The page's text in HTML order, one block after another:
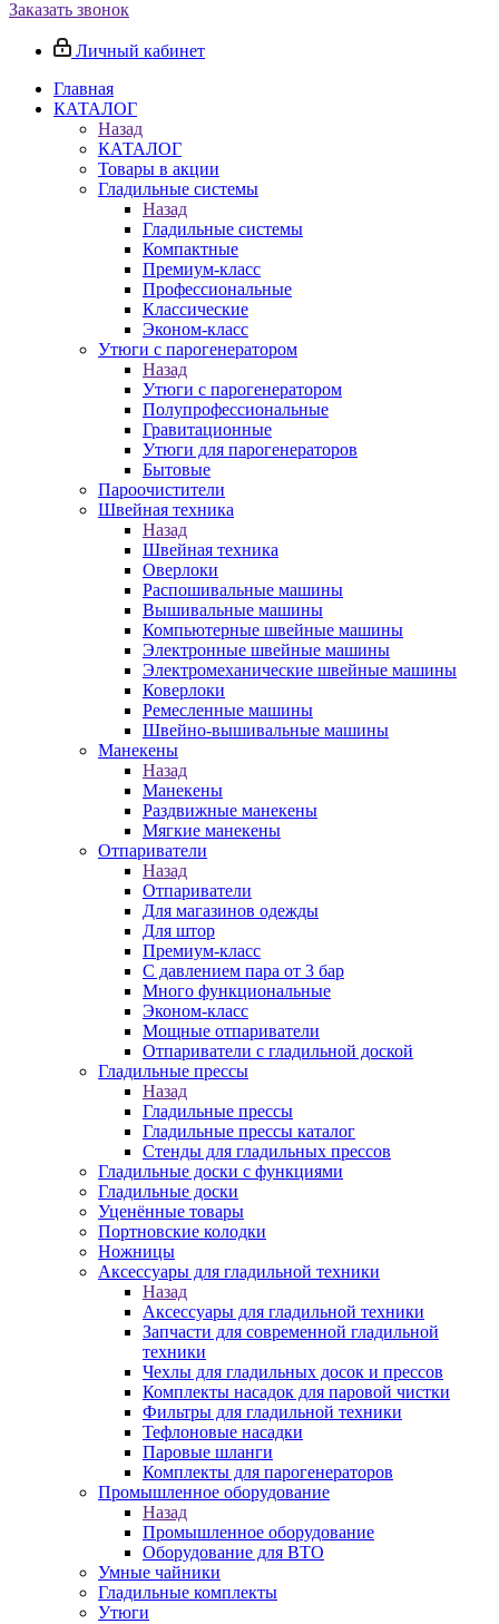
Заказать звонок
Личный кабинет
Главная
КАТАЛОГ
Назад
КАТАЛОГ
Товары в акции
Гладильные системы
Назад
Гладильные системы
Компактные
Премиум-класс
Профессиональные
Классические
Эконом-класс
Утюги с парогенератором
Назад
Утюги с парогенератором
Полупрофессиональные
Гравитационные
Утюги для парогенераторов
Бытовые
Пароочистители
Швейная техника
Назад
Швейная техника
Оверлоки
Распошивальные машины
Вышивальные машины
Компьютерные швейные машины
Электронные швейные машины
Электромеханические швейные машины
Коверлоки
Ремесленные машины
Швейно-вышивальные машины
Манекены
Назад
Манекены
Раздвижные манекены
Мягкие манекены
Отпариватели
Назад
Отпариватели
Для магазинов одежды
Для штор
Премиум-класс
С давлением пара от 3 бар
Много функциональные
Эконом-класс
Мощные отпариватели
Отпариватели с гладильной доской
Гладильные прессы
Назад
Гладильные прессы
Гладильные прессы каталог
Стенды для гладильных прессов
Гладильные доски с функциями
Гладильные доски
Уценённые товары
Портновские колодки
Ножницы
Аксессуары для гладильной техники
Назад
Аксессуары для гладильной техники
Запчасти для современной гладильной
техники
Чехлы для гладильных досок и прессов
Комплекты насадок для паровой чистки
Фильтры для гладильной техники
Тефлоновые насадки
Паровые шланги
Комплекты для парогенераторов
Промышленное оборудование
Назад
Промышленное оборудование
Оборудование для ВТО
Умные чайники
Гладильные комплекты
Утюги